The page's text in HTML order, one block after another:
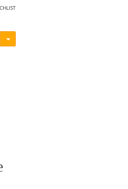
Menü ein-/ausblenden